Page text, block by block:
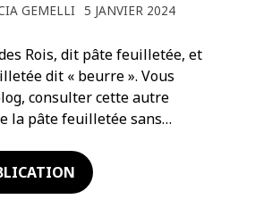
GEMELLI 5 JANVIER 2024
Rois, dit pâte feuilletée, et
dit « beurre ». Vous
consulter cette autre
la pâte feuilletée sans…